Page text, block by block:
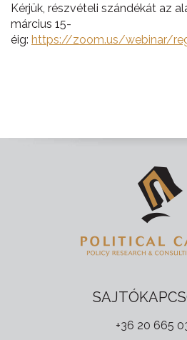
Kérjük, részvételi szándékát az
március 15-
éig: https://zoom.us/webinar/
+36 20 665